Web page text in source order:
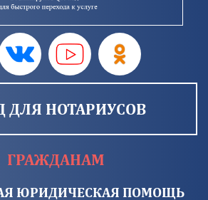
ДЛЯ НОТАРИУСОВ
ГРАЖДАНАМ
ЮРИДИЧЕСКАЯ ПОМОЩЬ